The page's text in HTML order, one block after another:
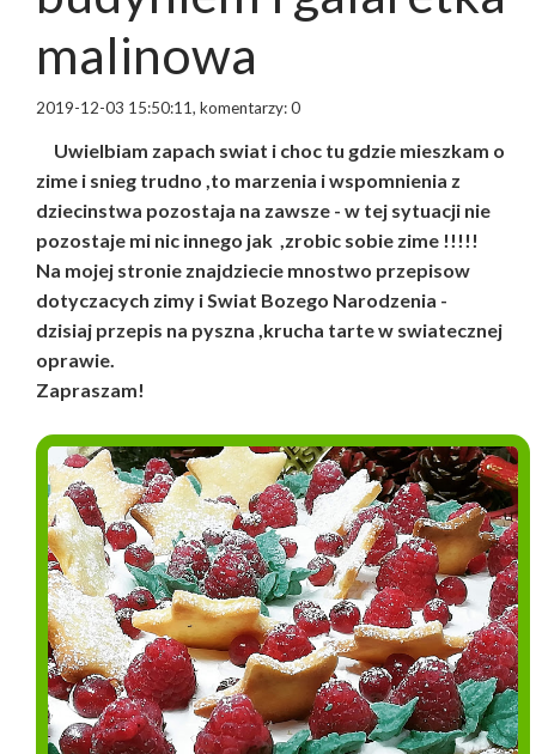
malinowa
2019-12-03 15:50:11, komentarzy: 0
Uwielbiam zapach swiat i choc tu gdzie mieszkam o
zime i snieg trudno ,to marzenia i wspomnienia z
dziecinstwa pozostaja na zawsze - w tej sytuacji nie
pozostaje mi nic innego jak ,zrobic sobie zime !!!!!
Na mojej stronie znajdziecie mnostwo przepisow
dotyczacych zimy i Swiat Bozego Narodzenia -
dzisiaj przepis na pyszna ,krucha tarte w swiatecznej
oprawie.
Zapraszam!